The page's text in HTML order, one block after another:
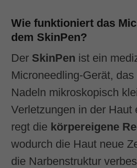
Wie funktioniert das
dem SkinPen?
Der SkinPen ist ein
Microneedling-Gerät,
Nadeln mikroskopisch
Verletzungen in der Haut
regt die körpereigene
wodurch die Haut neue
die Narbenstruktur